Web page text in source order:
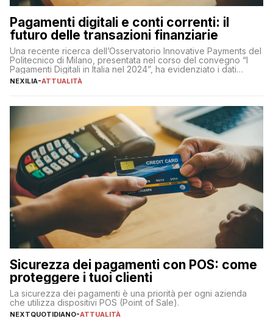
Pagamenti digitali e conti correnti: il
futuro delle transazioni finanziarie
Una recente ricerca dell’Osservatorio Innovative Payments del
Politecnico di Milano, presentata nel corso del convegno “I
Pagamenti Digitali in Italia nel 2024”, ha evidenziato i dati
definitivi del primo semestre 2024 relativamente alle
NEXILIA-ATTUALITÀ
Sicurezza dei pagamenti con POS: come
proteggere i tuoi clienti
La sicurezza dei pagamenti è una priorità per ogni azienda
che utilizza dispositivi POS (Point of Sale).
NEXTQUOTIDIANO-ATTUALITÀ